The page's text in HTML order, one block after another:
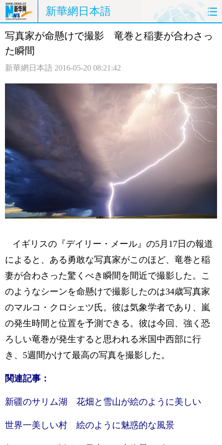
新華網日本語
ホームページ 政治 経済
観光 評論 写真
中日対訳
写真家が命懸けで撮影 竜巻と稲妻が合わさっ
た瞬間
新華網日本語 2016-05-20 08:21:42
イギリスの『デイリー・メール』の5月17日の報道
によると、ある勇敢な写真家がこのほど、竜巻と稲
妻が合わさった驚くべき瞬間を間近で撮影した。こ
のようなシーンを命懸けで撮影したのは34歳写真家
のマルコ・クロシェツ氏。彼は気象学者であり、嵐
の発生時間と位置を予測できる。彼は今回、強く恐
ろしい竜巻が発生すると思われる米国中西部に行
き、5週間かけて最高の写真を撮影した。
関連記事：
新疆のサリム湖 花畑と雪山が絵のように美しい
世界一美しい村 絵のように魅惑的な風景